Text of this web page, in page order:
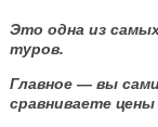
Это одна из
туров.
Главное — вы
сравниваете